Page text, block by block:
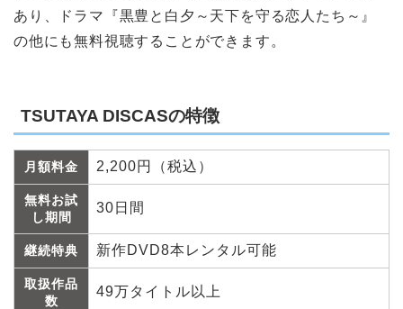
あり、ドラマ『黒豊と白夕～天下を守る恋人たち～』
の他にも無料視聴することができます。
TSUTAYA DISCASの特徴
月額料金 2,200円（税込）
無料お試
し期間
30日間
継続特典 新作DVD8本レンタル可能
取扱作品
数
49万タイトル以上